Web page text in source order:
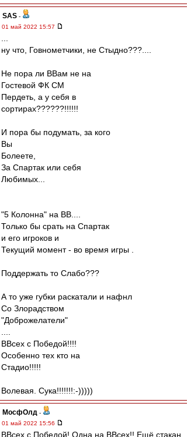
SAS -
01 май 2022 15:57
ну что, Говнометчики, не Стыдно???....
Не пора ли ВВам не на
Гостевой ФК СМ
Пердеть, а у себя в
сортирах??????!!!!!!
И пора бы подумать, за кого
Вы
Болеете,
За Спартак или себя
Любимых...
"5 Колонна" на ВВ....
Только бы срать на Спартак
и его игроков и
Текущий момент - во время игры .
Поддержать то Слабо???
А то уже губки раскатали и нафнл
Со Злорадством
"Доброжелатели"
ВВсех с Победой!!!!
Особенно тех кто на
Стадио!!!!!
Волевая. Сука!!!!!!!:-)))))
МосфОлд -
01 май 2022 15:56
ВВсех с Победой! Одна на ВВсех!! Ещё стакан